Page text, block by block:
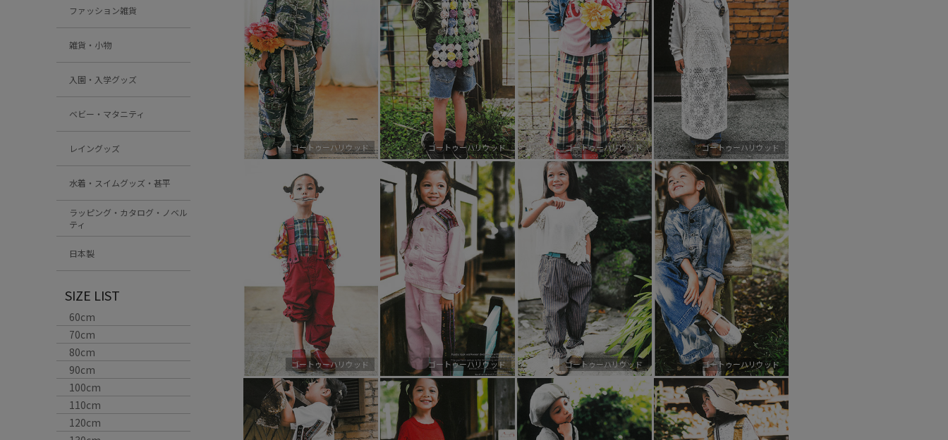
ファッション雑貨
雑貨・小物
入園・入学グッズ
ベビー・マタニティ
レイングッズ
水着・スイムグッズ・甚平
ラッピング・カタログ・ノベル
ティ
日本製
SIZE LIST
60cm
70cm
80cm
90cm
100cm
110cm
120cm
ゴートゥーハリウッド ゴートゥーハリウッド ゴートゥーハリウッド ゴートゥーハリウッド
ゴートゥーハリウッド ゴートゥーハリウッド ゴートゥーハリウッド ゴートゥーハリウッド